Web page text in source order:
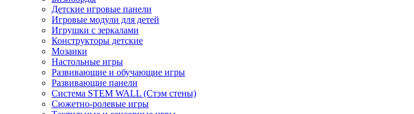
Детские игровые панели
Игровые модули для детей
Игрушки с зеркалами
Конструкторы детские
Мозаики
Настольные игры
Развивающие и обучающие игры
Развивающие панели
Система STEM WALL (Cтэм стены)
Сюжетно-ролевые игры